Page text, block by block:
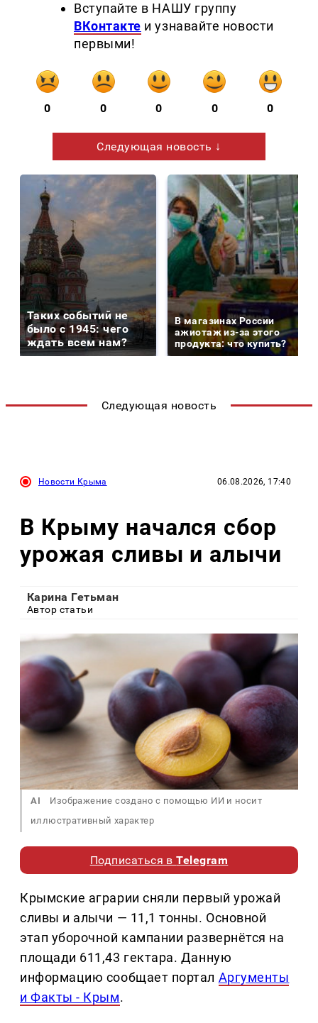
Вступайте в НАШУ группу
ВКонтакте и узнавайте новости
первыми!
0 0 0 0 0
Следующая новость ↓
Таких событий не
было с 1945: чего
ждать всем нам?
В магазинах России
ажиотаж из-за этого
продукта: что купить?
Следующая новость
Новости Крыма 06.08.2026, 17:40
В Крыму начался сбор
урожая сливы и алычи
Карина Гетьман
Автор статьи
AI
Изображение создано с помощью ИИ и носит
иллюстративный характер
Подписаться вTelegram
Крымские аграрии сняли первый урожай
сливы и алычи — 11,1 тонны. Основной
этап уборочной кампании развернётся на
площади 611,43 гектара. Данную
информацию сообщает портал Аргументы
и Факты - Крым.